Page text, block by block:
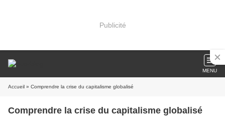
Publicité
MENU
Accueil » Comprendre la crise du capitalisme globalisé
Comprendre la crise du capitalisme globalisé